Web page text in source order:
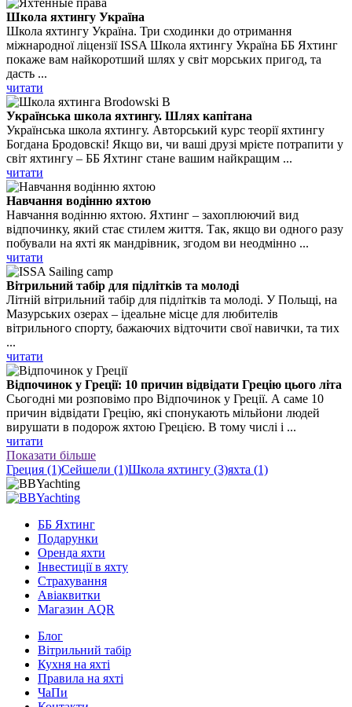
Школа яхтингу Україна
Школа яхтингу Україна. Три сходинки до отримання
міжнародної ліцензії ISSA Школа яхтингу Україна ББ Яхтинг
покаже вам найкоротший шлях у світ морських пригод, та
дасть ...
читати
Українська школа яхтингу. Шлях капітана
Українська школа яхтингу. Авторський курс теорії яхтингу
Богдана Бродовскі! Якщо ви, чи ваші друзі мрієте потрапити у
світ яхтингу – ББ Яхтинг стане вашим найкращим ...
читати
Навчання водінню яхтою
Навчання водінню яхтою. Яхтинг – захоплюючий вид
відпочинку, який стає стилем життя. Так, якщо ви одного разу
побували на яхті як мандрівник, згодом ви неодмінно ...
читати
Вітрильний табір для підлітків та молоді
Літній вітрильний табір для підлітків та молоді. У Польщі, на
Мазурських озерах – ідеальне місце для любителів
вітрильного спорту, бажаючих відточити свої навички, та тих
...
читати
Відпочинок у Греції: 10 причин відвідати Грецію цього літа
Сьогодні ми розповімо про Відпочинок у Греції. А саме 10
причин відвідати Грецію, які спонукають мільйони людей
вирушати в подорож яхтою Грецією. В тому числі і ...
читати
Показати більше
Греция (1)Сейшели (1)Школа яхтингу (3)яхта (1)
ББ Яхтинг
Подарунки
Оренда яхти
Інвестиції в яхту
Страхування
Авіаквитки
Магазин AQR
Блог
Вітрильний табір
Кухня на яхті
Правила на яхті
ЧаПи